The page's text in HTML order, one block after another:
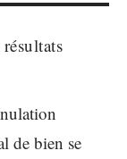
de bien se